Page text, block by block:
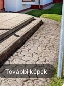
További képek